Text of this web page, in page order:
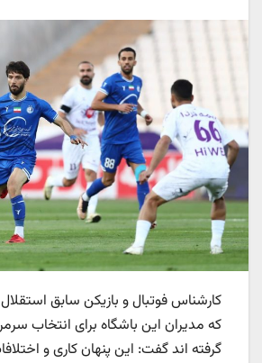
کارشناس فوتبال و بازیکن سابق استقلال
که مدیران این باشگاه برای انتخاب
گرفته اند گفت: این پنهان کاری و